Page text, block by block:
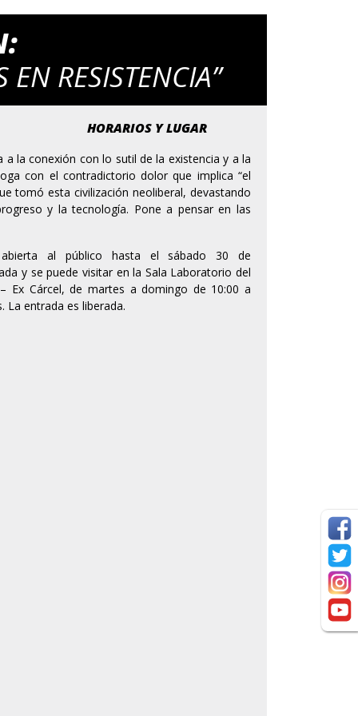
EN RESISTENCIA”
HORARIOS Y LUGAR
a la conexión con lo sutil de la existencia y a la
con el contradictorio dolor que implica “el
tomó esta civilización neoliberal, devastando
y la tecnología. Pone a pensar en las
abierta al público hasta el sábado 30 de
y se puede visitar en la Sala Laboratorio del
Ex Cárcel, de martes a domingo de 10:00 a
La entrada es liberada.